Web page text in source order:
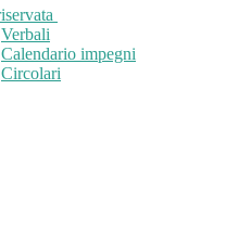
Verbali
Calendario impegni
Circolari